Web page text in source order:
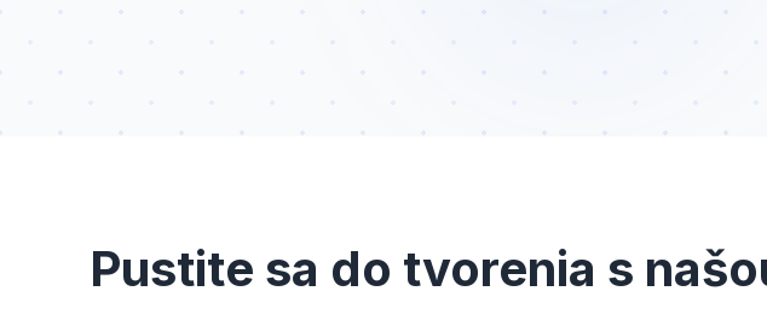
Pustite sa do tvorenia s